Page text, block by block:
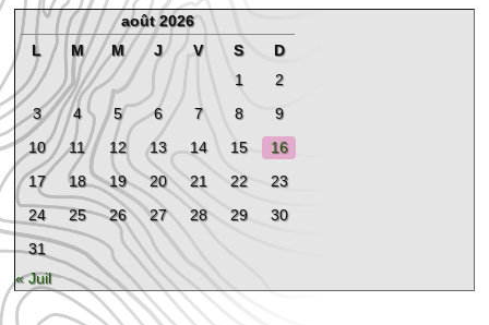
août 2026
L
M M J V S
D
1
2
3
4 5 6 7 8
9
10
11 12 13 14 15
16
17
18 19 20 21 22
23
24
25 26 27 28 29
30
31
« Juil